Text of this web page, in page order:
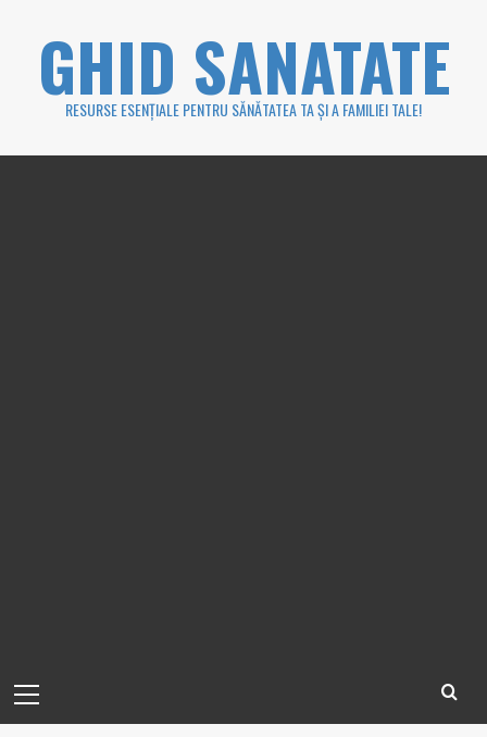
GHID SANATATE
RESURSE ESENȚIALE PENTRU SĂNĂTATEA TA ȘI A FAMILIEI TALE!
Menu